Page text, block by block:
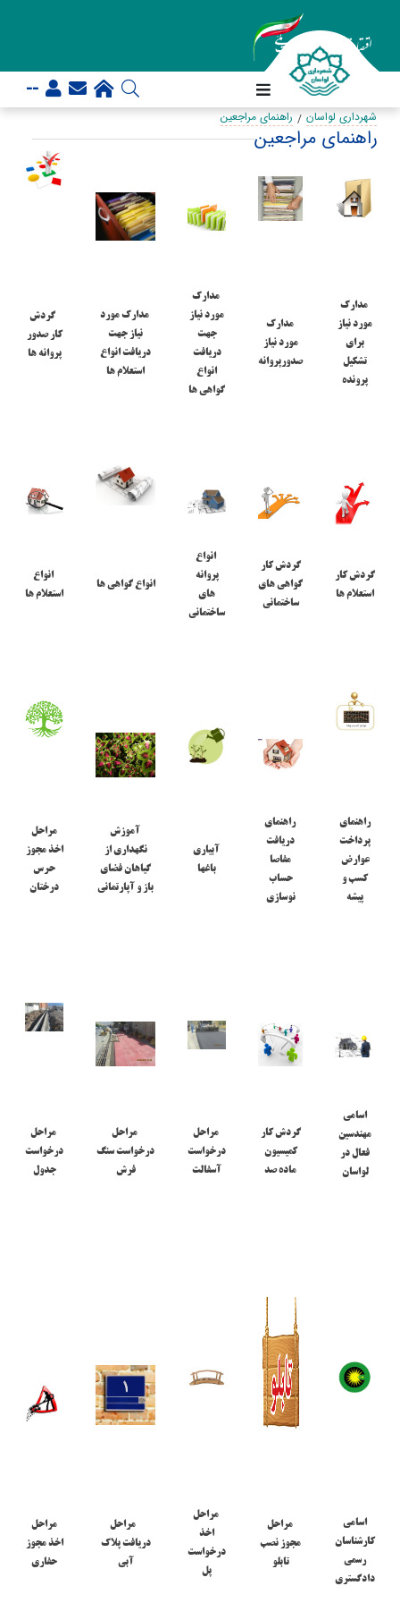
--
شهرداری لواسان راهنمای مراجعین
راهنمای مراجعین
مدارک
مورد نیاز
برای
تشکیل
پرونده
مدارک
مورد نیاز
صدورپروانه
مدارک
مورد نیاز
جهت
دریافت
انواع
گواهی ها
مدارک مورد
نیاز جهت
دریافت انواع
استعلام ها
گردش
کار صدور
پروانه ها
گردش کار
استعلام ها
گردش کار
گواهی های
ساختمانی
انواع
پروانه
های
ساختمانی
انواع گواهی ها
انواع
استعلام ها
راهنمای
پرداخت
عوارض
کسب و
پیشه
راهنمای
دریافت
مفاصا
حساب
نوسازی
آبیاری
باغها
آموزش
نگهداری از
گیاهان فضای
باز و آپارتمانی
مراحل
اخذ مجوز
حرس
درختان
اسامی
مهندسین
فعال در
لواسان
گردش کار
کمیسیون
ماده صد
مراحل
درخواست
آسفالت
مراحل
درخواست سنگ
فرش
مراحل
درخواست
جدول
اسامی
کارشناسان
رسمی
دادگستری
مراحل
مجوز نصب
تابلو
مراحل
اخذ
درخواست
پل
مراحل
دریافت پلاک
آبی
مراحل
اخذ مجوز
حفاری